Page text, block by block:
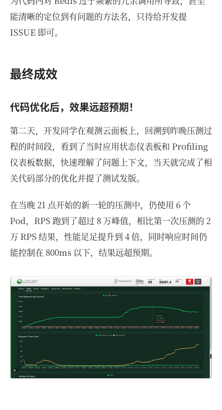
能清晰的定位到有问题的方法名，只待给开发提
ISSUE 即可。
最终成效
代码优化后，效果远超预期！
第二天，开发同学在观测云面板上，回溯到昨晚压测过
程的时间段，看到了当时应用状态仪表板和 Profiling
仪表板数据，快速理解了问题上下文，当天就完成了相
关代码部分的优化并提了测试发版。
在当晚 21 点开始的新一轮的压测中，仍使用 6 个
Pod，RPS 跑到了超过 8 万峰值，相比第一次压测的 2
万 RPS 结果，性能足足提升到 4 倍，同时响应时间仍
能控制在 800ms 以下，结果远超预期。